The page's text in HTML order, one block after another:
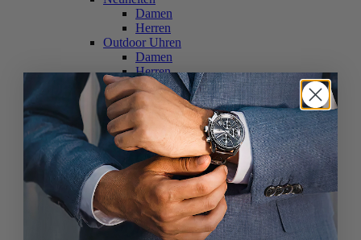
Damen
Herren
Outdoor Uhren
Damen
Herren
Schweizer Uhren
Damen
Herren
Skelettuhren
Damen
Herren
Smartwatches
Damen
Herren
Solaruhren
Herren